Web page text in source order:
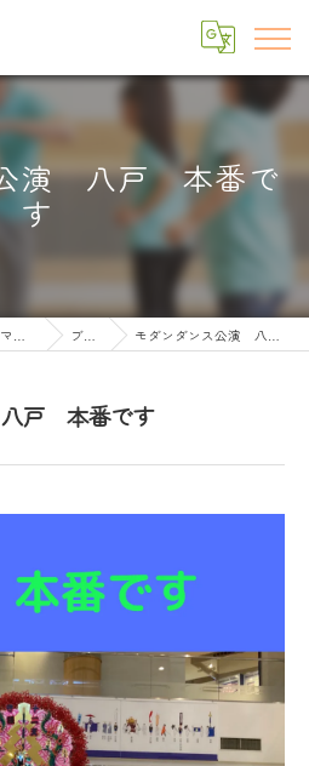
演 八戸 本番で
す
仙台市のダンススクールならマイダンスショップ ブログ モダンダンス公演 八戸 本番です
戸 本番です